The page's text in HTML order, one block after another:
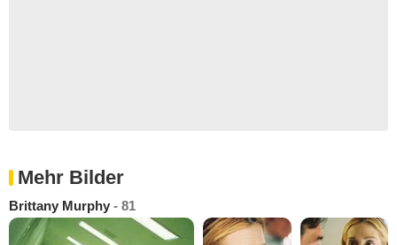
Mehr Bilder
Brittany Murphy - 81